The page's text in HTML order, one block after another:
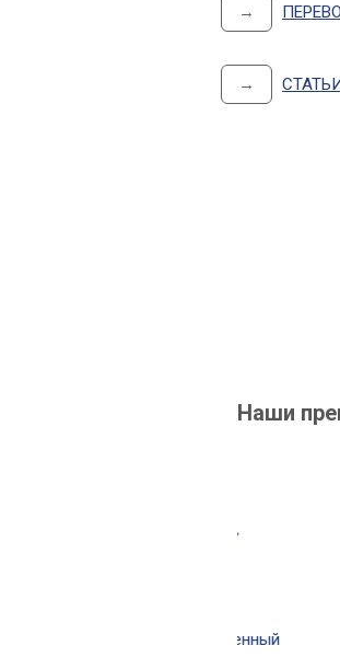
→
→
Наши
производственный